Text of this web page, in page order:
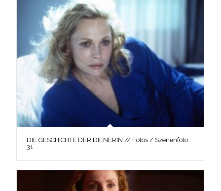
DIE GESCHICHTE DER DIENERIN // Fotos / Szenenfoto
31